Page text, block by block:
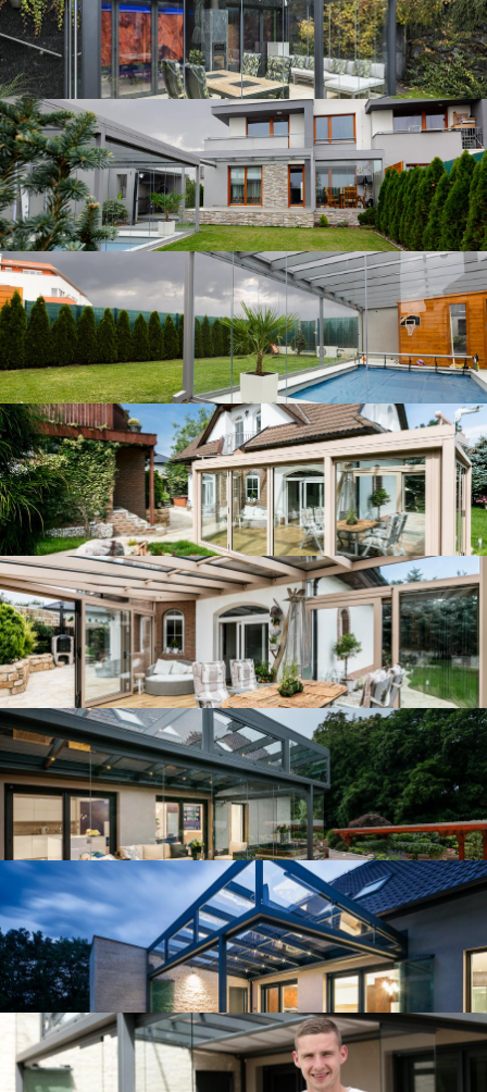
Zastřešení bazénu
Zimní zahrada v Praze
Zimní zahrada v Praze
Zastřešená terasa Pavla Kadeřábka
Zastřešená terasa Pavla Kadeřábka
Zastřešená terasa Pavla Kadeřábka
Zimní zahrada v Liberec